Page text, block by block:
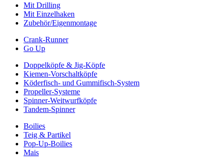
Mit Drilling
Mit Einzelhaken
Zubehör/Eigenmontage
Crank-Runner
Go Up
Doppelköpfe & Jig-Köpfe
Kiemen-Vorschaltköpfe
Köderfisch- und Gummifisch-System
Propeller-Systeme
Spinner-Weitwurfköpfe
Tandem-Spinner
Boilies
Teig & Partikel
Pop-Up-Boilies
Mais